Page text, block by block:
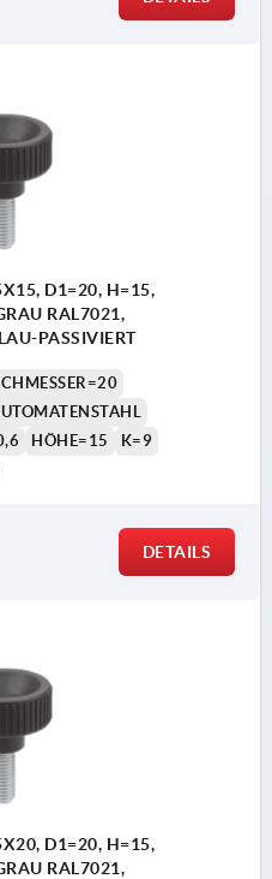
D1=20, H=15,
RAL7021,
PASSIVIERT
HÖHE=15 K=9
DETAILS
D1=20, H=15,
RAL7021,